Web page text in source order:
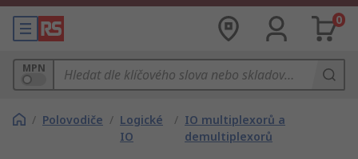
0
MPN
/ Polovodiče / Logické
IO
/ IO multiplexorů a
demultiplexorů